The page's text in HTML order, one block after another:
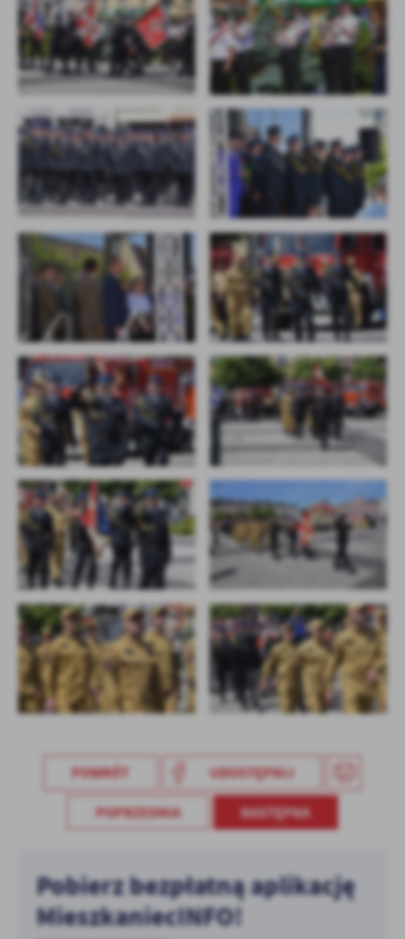
POWRÓT UDOSTĘPNIJ
POPRZEDNIA NASTĘPNA
Pobierz bezpłatną aplikację
MieszkaniecINFO!